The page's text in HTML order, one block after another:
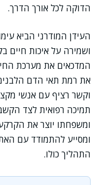
הדוקה לכל אורך הדרך.
העידן המודרני הביא
ושמירה על איכות חיים
המדכאים את מערכת
את רמת תאי הדם הלבנים
וקשר רציף עם אנשי
תמיכה רפואית לצד
ומשפחתו יוצר את
ומסייע להתמודד עם
התהליך כולו.